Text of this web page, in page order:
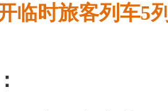
临时旅客列车5